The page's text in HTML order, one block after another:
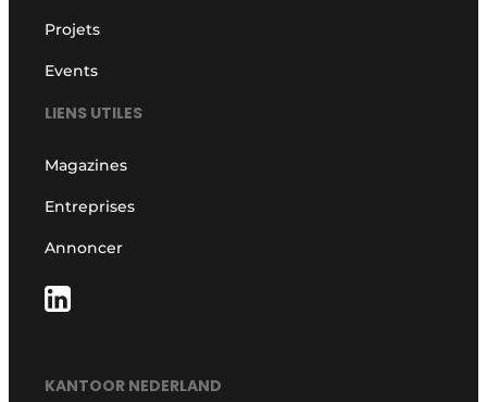
Projets
Events
LIENS UTILES
Magazines
Entreprises
Annoncer
KANTOOR NEDERLAND